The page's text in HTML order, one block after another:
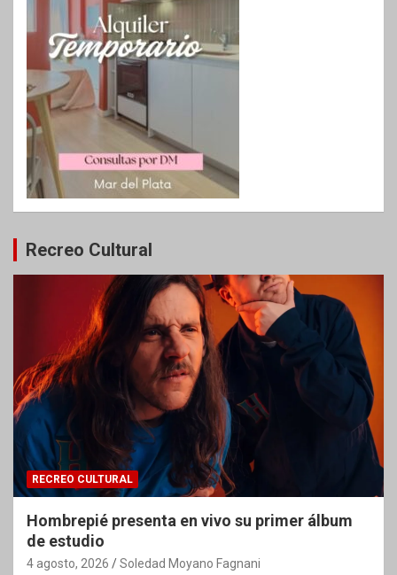
Recreo Cultural
RECREO CULTURAL
Hombrepié presenta en vivo su primer álbum
de estudio
4 agosto, 2026 Soledad Moyano Fagnani